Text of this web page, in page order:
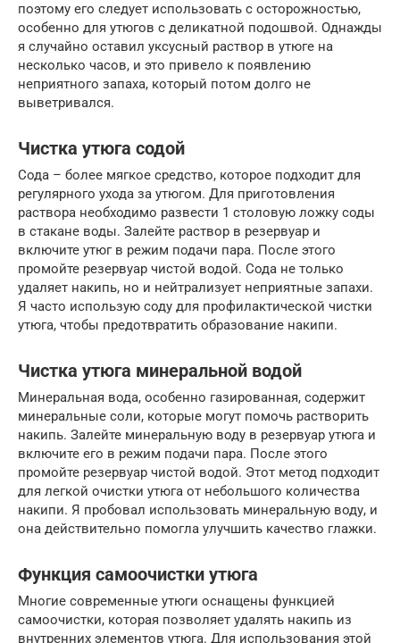
поэтому его следует использовать с осторожностью,
особенно для утюгов с деликатной подошвой. Однажды
я случайно оставил уксусный раствор в утюге на
несколько часов, и это привело к появлению
неприятного запаха, который потом долго не
выветривался.
Чистка утюга содой
Сода – более мягкое средство, которое подходит для
регулярного ухода за утюгом. Для приготовления
раствора необходимо развести 1 столовую ложку соды
в стакане воды. Залейте раствор в резервуар и
включите утюг в режим подачи пара. После этого
промойте резервуар чистой водой. Сода не только
удаляет накипь, но и нейтрализует неприятные запахи.
Я часто использую соду для профилактической чистки
утюга, чтобы предотвратить образование накипи.
Чистка утюга минеральной водой
Минеральная вода, особенно газированная, содержит
минеральные соли, которые могут помочь растворить
накипь. Залейте минеральную воду в резервуар утюга и
включите его в режим подачи пара. После этого
промойте резервуар чистой водой. Этот метод подходит
для легкой очистки утюга от небольшого количества
накипи. Я пробовал использовать минеральную воду, и
она действительно помогла улучшить качество глажки.
Функция самоочистки утюга
Многие современные утюги оснащены функцией
самоочистки, которая позволяет удалять накипь из
внутренних элементов утюга. Для использования этой